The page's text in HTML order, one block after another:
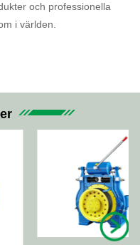
och professionella
i världen.